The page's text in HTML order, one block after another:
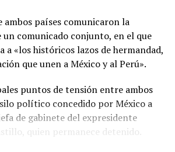
riesgo de complicaciones de salud.
X
ambos países comunicaron la
un comunicado conjunto, en el que
a «los históricos lazos de hermandad,
que unen a México y al Perú».
puntos de tensión entre ambos
político concedido por México a
de gabinete del expresidente
quien permanece detenido.